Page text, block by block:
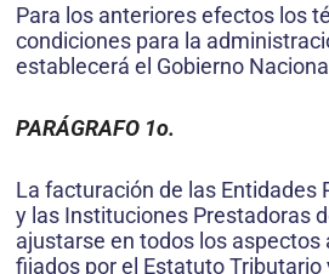
Para los anteriores efectos los
condiciones para la
establecerá el Gobierno
PARÁGRAFO 1o.
La facturación de las Entidades
y las Instituciones Prestadoras
ajustarse en todos los aspectos
fijados por el Estatuto Tributario